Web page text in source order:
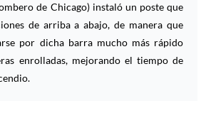
de Chicago) instaló un poste que
de arriba a abajo, de manera que
por dicha barra mucho más rápido
enrolladas, mejorando el tiempo de